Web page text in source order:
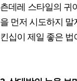
츤데레 스타일의 귀
을 먼저 시도하지
킨십이 제일 좋은 법